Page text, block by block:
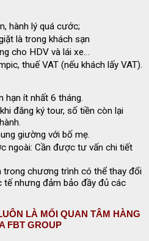
hành lý quá cước;
là trong khách sạn
cho HDV và lái xe…
thuế VAT (nếu khách lấy VAT).
hạn ít nhất 6 tháng.
đăng ký tour, số tiền còn lại
giường với bố mẹ.
ngoài: Cần được tư vấn chi tiết
chương trình có thể thay đổi
tế nhưng đảm bảo đầy đủ các
LÀ MỐI QUAN TÂM HÀNG
FBT GROUP